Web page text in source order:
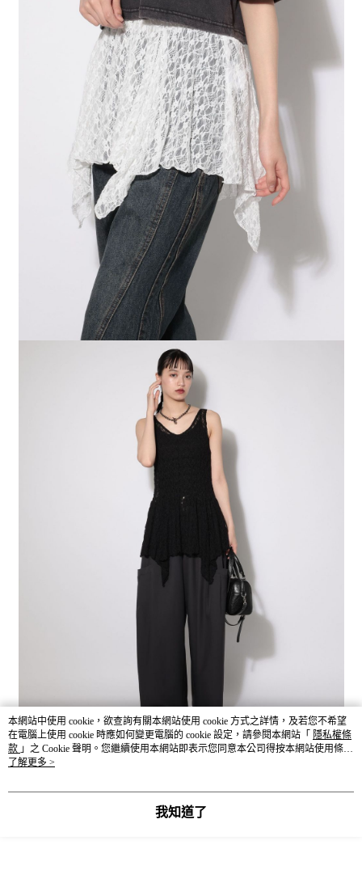
本網站中使用 cookie，欲查詢有關本網站使用 cookie 方式之詳情，及若您不希望
在電腦上使用 cookie 時應如何變更電腦的 cookie 設定，請參閱本網站「 隱私權條
款 」之 Cookie 聲明。您繼續使用本網站即表示您同意本公司得按本網站使用條款
之 Cookie 聲明使用 cookie。
了解更多 >
我知道了